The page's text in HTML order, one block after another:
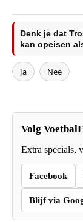
Denk je dat
kan opeisen
Ja Nee
Volg
Extra specials,
Facebook
Blijf via